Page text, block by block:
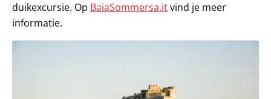
duikexcursie. Op BaiaSommersa.itvind je meer
informatie.